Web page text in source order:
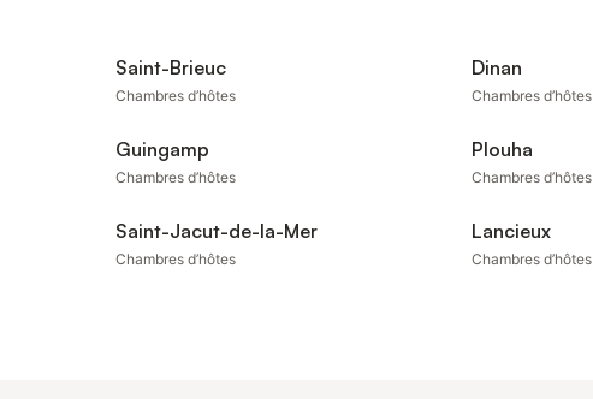
Saint-Brieuc
Chambres d’hôtes
Dinan
Chambres d’hôtes
Guingamp
Chambres d’hôtes
Plouha
Chambres d’hôtes
Saint-Jacut-de-la-Mer
Chambres d’hôtes
Lancieux
Chambres d’hôtes